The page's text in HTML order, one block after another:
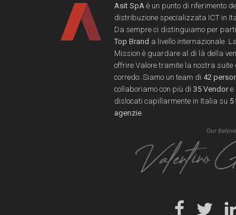
Asit SpA è un punto di riferimento
distribuzione specializzata ICT in
Da sempre ci distinguiamo per
Top Brand a livello internazionale.
Mission è guardare al di là della
offrire Valore tramite la nostra suite
corredo. Siamo un team di 42
collaboriamo con più di 35 Vendore
dislocati capillarmente in Italia su 5
agenzie.